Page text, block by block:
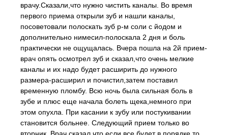
врачу.Сказали,что нужно чистить каналы. Во время
первого приема открыли зуб и нашли каналы,
посоветовали полоскать зуб р-м соли с йодом и
дополнительно нимесил-полоскала 2 дня и боль
практически не ощущалась. Вчера пошла на 2й прием-
врач опять осмотрел зуб и сказал,что очень мелкие
каналы и их надо будет расширить до нужного
размера-расширил и почистил,затем поставил
временную пломбу. Всю ночь была сильная боль в
зубе и плюс еще начала болеть щека,немного при
этом опухла. При касании к зубу или постукивании
становится больнее. Следующий прием только во